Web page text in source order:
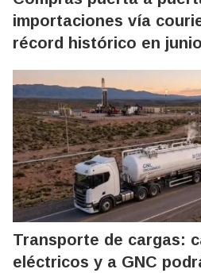
importaciones vía
récord histórico en junio
Transporte de cargas:
eléctricos y a GNC